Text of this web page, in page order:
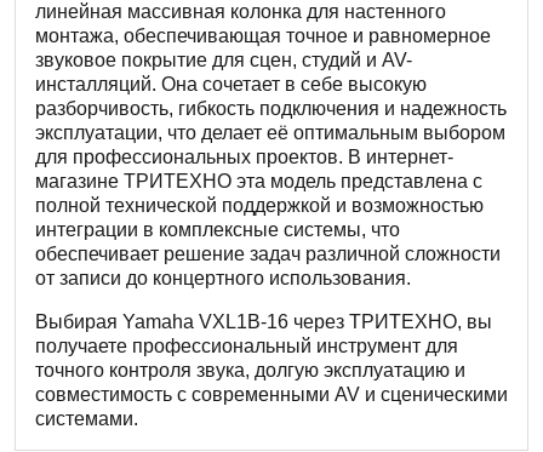
линейная массивная колонка для настенного
монтажа, обеспечивающая точное и равномерное
звуковое покрытие для сцен, студий и AV-
инсталляций. Она сочетает в себе высокую
разборчивость, гибкость подключения и надежность
эксплуатации, что делает её оптимальным выбором
для профессиональных проектов. В интернет-
магазине ТРИТЕХНО эта модель представлена с
полной технической поддержкой и возможностью
интеграции в комплексные системы, что
обеспечивает решение задач различной сложности
от записи до концертного использования.
Выбирая Yamaha VXL1B-16 через ТРИТЕХНО, вы
получаете профессиональный инструмент для
точного контроля звука, долгую эксплуатацию и
совместимость с современными AV и сценическими
системами.